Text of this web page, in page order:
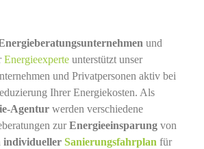
und
Energieexperte unterstützt unser
und Privatpersonen aktiv bei
Ihrer Energiekosten. Als
Agentur werden verschiedene
zurEnergieeinsparung von
individueller Sanierungsfahrplan für